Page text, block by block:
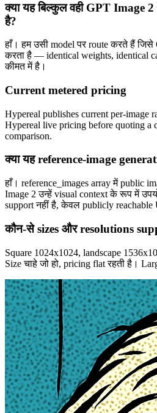
क्या यह बिल्कुल वही GPT Image
है?
हाँ। हम उसी model पर route करते हैं
करता है — identical weights, identical
कीमत में है।
Current metered pricing
Hypereal publishes current per-image
Hypereal live pricing before quoting a
comparison.
क्या यह reference-image
हाँ। reference_images array में public
Image 2 उन्हें visual context के रूप में
support नहीं है, केवल publicly reachable
कौन-से sizes और resolutions
Square 1024x1024, landscape
Size चाहे जो हो, pricing flat रहती है।